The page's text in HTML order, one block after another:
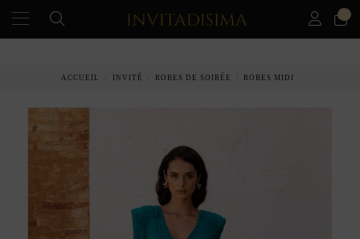
ACCUEIL INVITÉ ROBES DE SOIRÉE ROBES MIDI